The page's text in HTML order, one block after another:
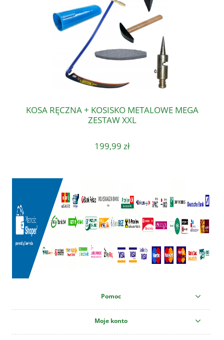
KOSA RĘCZNA + KOSISKO METALOWE MEGA
ZESTAW XXL
199,99 zł
Pomoc
Moje konto